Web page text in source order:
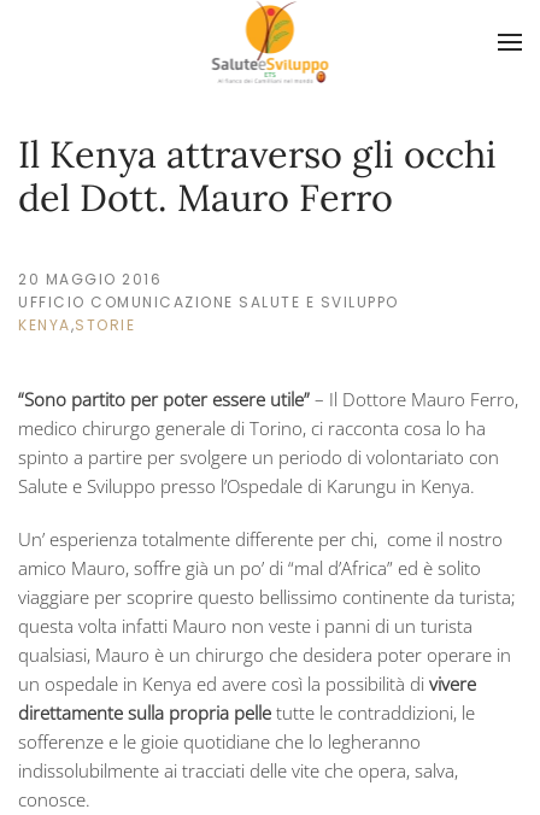
Skip to main content
Il Kenya attraverso gli occhi
del Dott. Mauro Ferro
20 MAGGIO 2016
UFFICIO COMUNICAZIONE SALUTE E SVILUPPO
KENYA,STORIE
“Sono partito per poter essere utile” – Il Dottore Mauro Ferro,
medico chirurgo generale di Torino, ci racconta cosa lo ha
spinto a partire per svolgere un periodo di volontariato con
Salute e Sviluppo presso l’Ospedale di Karungu in Kenya.
Un’ esperienza totalmente differente per chi, come il nostro
amico Mauro, soffre già un po’ di “mal d’Africa” ed è solito
viaggiare per scoprire questo bellissimo continente da turista;
questa volta infatti Mauro non veste i panni di un turista
qualsiasi, Mauro è un chirurgo che desidera poter operare in
un ospedale in Kenya ed avere così la possibilità di vivere
direttamente sulla propria pelle tutte le contraddizioni, le
sofferenze e le gioie quotidiane che lo legheranno
indissolubilmente ai tracciati delle vite che opera, salva,
conosce.